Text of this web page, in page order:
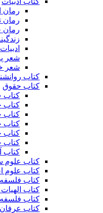
رمان
رمان
رمان
شعر
شعر
کتاب
کتاب حقوق
کتاب
کتاب
کتاب
کتاب
کتاب
کتاب
کتاب علوم
کتاب علوم
کتاب
کتاب
کتاب فلسفه
کتاب